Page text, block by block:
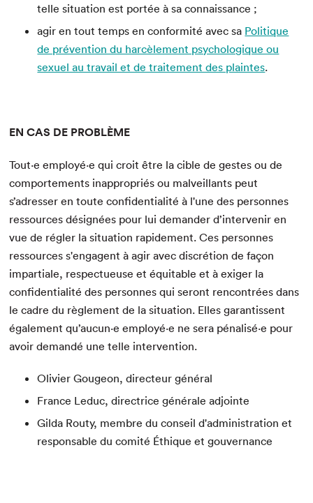
Que cherchez-vous?
Fermer
telle situation est portée à sa connaissance ;
agir en tout temps en conformité avec sa Politique
de prévention du harcèlement psychologique ou
sexuel au travail et de traitement des plaintes.
EN CAS DE PROBLÈME
Tout·e employé·e qui croit être la cible de gestes ou de
comportements inappropriés ou malveillants peut
s’adresser en toute confidentialité à l'une des personnes
ressources désignées pour lui demander d’intervenir en
vue de régler la situation rapidement. Ces personnes
ressources s'engagent à agir avec discrétion de façon
impartiale, respectueuse et équitable et à exiger la
confidentialité des personnes qui seront rencontrées dans
le cadre du règlement de la situation. Elles garantissent
également qu’aucun·e employé·e ne sera pénalisé·e pour
avoir demandé une telle intervention.
Olivier Gougeon, directeur général
France Leduc, directrice générale adjointe
Gilda Routy, membre du conseil d'administration et
responsable du comité Éthique et gouvernance